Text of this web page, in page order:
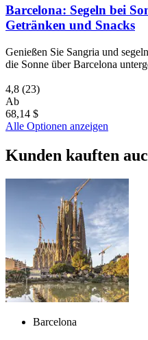
Barcelona: Segeln bei
Getränken und Snacks
Genießen Sie Sangria und
die Sonne über Barcelona
4,8 (23)
Ab
68,14 $
Alle Optionen anzeigen
Kunden kauften
Barcelona